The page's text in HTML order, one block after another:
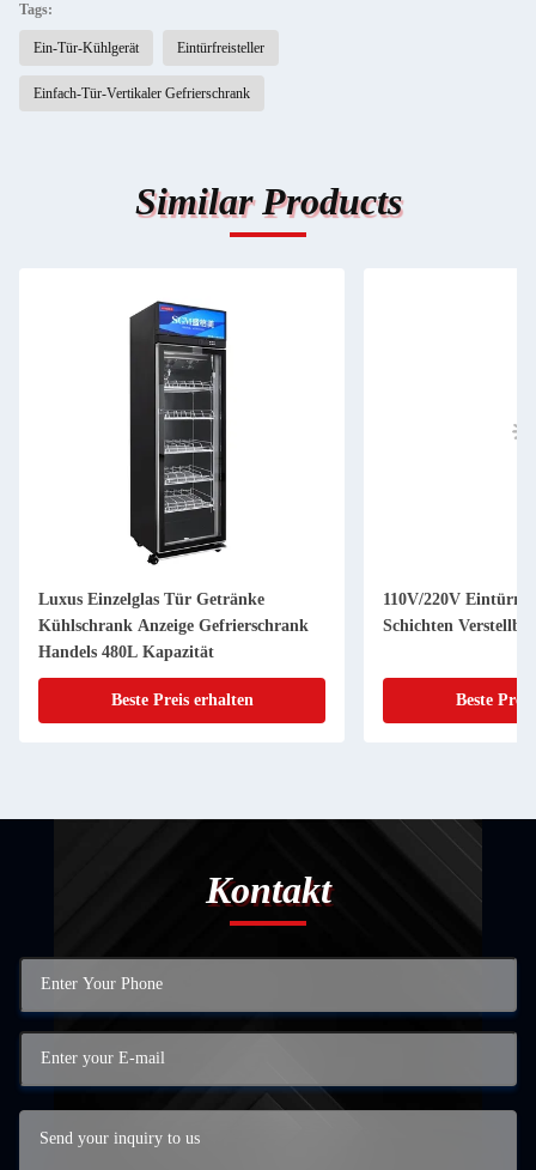
Tags:
Ein-Tür-Kühlgerät Eintürfreisteller
Einfach-Tür-Vertikaler Gefrierschrank
Similar Products
Luxus Einzelglas Tür Getränke
Kühlschrank Anzeige Gefrierschrank
Handels 480L Kapazität
Beste Preis erhalten
110V/220V
Schichten
Beste
Kontakt